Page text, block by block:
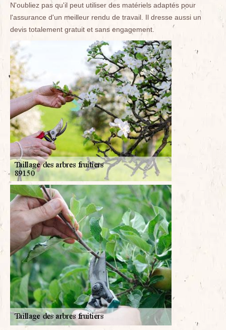
N'oubliez pas qu'il peut utiliser des matériels adaptés pour
l'assurance d'un meilleur rendu de travail. Il dresse aussi un
devis totalement gratuit et sans engagement.